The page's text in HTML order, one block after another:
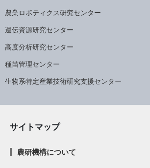
農業ロボティクス研究センター
遺伝資源研究センター
高度分析研究センター
種苗管理センター
生物系特定産業技術研究支援センター
サイトマップ
農研機構について